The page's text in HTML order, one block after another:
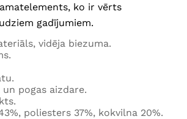
ko ir vērts
gadījumiem.
vidēja biezuma.
un pogas aizdare.
poliesters 37%, kokvilna 20%.